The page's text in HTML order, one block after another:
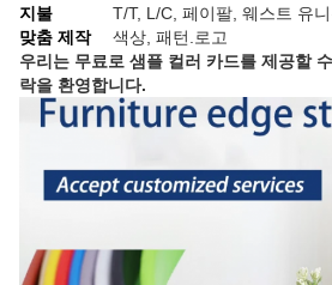
지불
T/T, L/C, 페이팔, 웨스트 유
맞춤 제작
색상, 패턴.로고
우리는 무료로 샘플 컬러 카드를 제공할
락을 환영합니다.